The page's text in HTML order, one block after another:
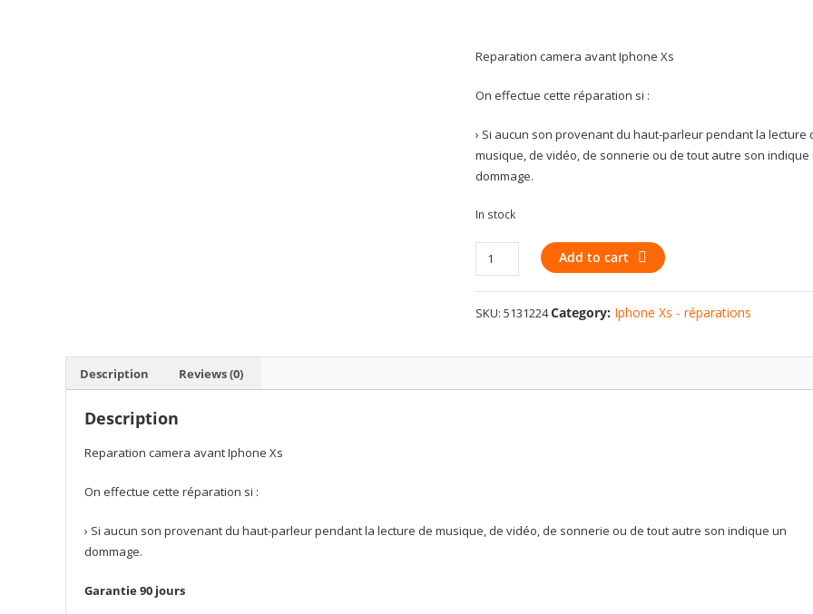
Reparation camera avant Iphone Xs
On effectue cette réparation si :
› Si aucun son provenant du haut-parleur pendant la lecture
musique, de vidéo, de sonnerie ou de tout autre son indique
dommage.
In stock
Back
camera
Holding
Bracket
Xs
Add to cart
SKU:5131224Category: Iphone Xs - réparations
Description Reviews (0)
Description
Reparation camera avant Iphone Xs
On effectue cette réparation si :
› Si aucun son provenant du haut-parleur pendant la lecture de musique, de vidéo, de sonnerie ou de tout autre son indique un
dommage.
Garantie 90 jours